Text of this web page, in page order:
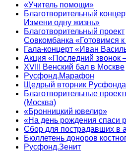
«Учитель помощи»
Благотворительный
Измени одну жизнь»
Благотворительный проект
Совкомбанка «Готовимся
Гала-концерт «Иван
Акция «Последний звонок
XVIII Венский бал в Москве
Русфонд.Марафон
Щедрый вторник Русфонда
Благотворительные
(Москва)
«Бронницкий ювелир»
«На день рождения спаси
Сбор для пострадавших в
Бюллетень доноров
Русфонд.Зенит